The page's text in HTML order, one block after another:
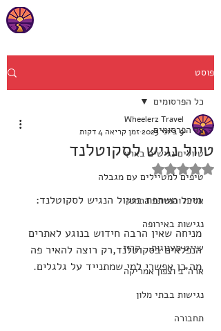
פוסט
כל הפרסומים
טיולים נגישים בארץ
טיפים למטיילים עם מגבלה
אסיה והמזרח הרחוק
נגישות באירופה
שייט תענוגות - קרוז
ארה"ב וצפון אמריקה
נגישות בבתי מלון
תחבורה
כל הפרסומים
טיול נגיש לסקוטלנד
Wheelerz Travel
9 ביוני 2023
זמן קריאה 4 דקות
דירוג של NaN מתוך 5 כוכבים
מיכל משתפת בטיול הנגיש לסקוטלנד:
מניחה שאין הרבה חידוש בנוגע לאתרים
הנפלאים בסקוטלנד,רק רוצה להאיר פה
מה כן אפשרי למי שמתנייד על גלגלים.